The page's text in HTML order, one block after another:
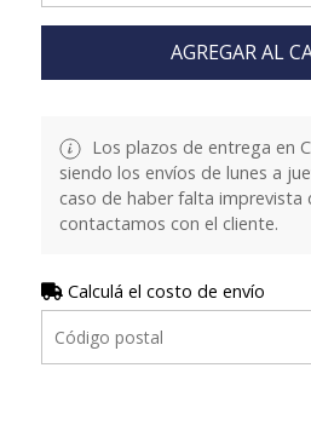
AGREGAR AL
Los plazos de entrega en
siendo los envíos de lunes a
caso de haber falta imprevista
contactamos con el cliente.
Calculá el costo de envío